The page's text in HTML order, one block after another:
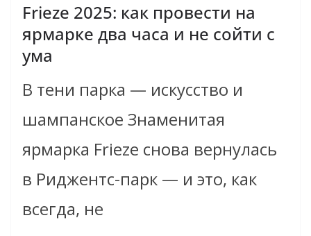
Frieze 2025: как провести на
ярмарке два часа и не сойти с
ума
В тени парка — искусство и
шампанское Знаменитая
ярмарка Frieze снова вернулась
в Риджентс-парк — и это, как
всегда, не